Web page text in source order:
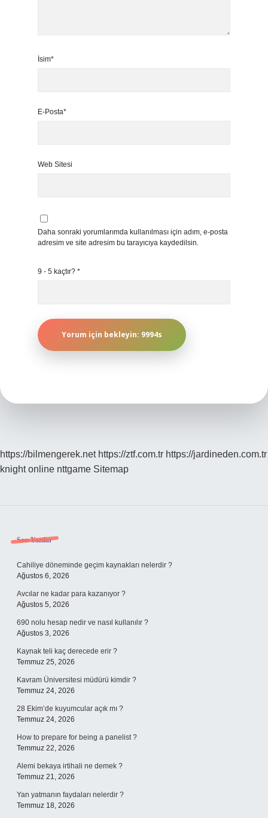
İsim*
E-Posta*
Web Sitesi
Daha sonraki yorumlarımda kullanılması için adım, e-posta
adresim ve site adresim bu tarayıcıya kaydedilsin.
9 - 5 kaçtır? *
https://bilmengerek.net https://ztf.com.tr https://jardineden.com.tr
knight online nttgame Sitemap
Sidebar
Son Yazılar
Cahiliye döneminde geçim kaynakları nelerdir ?
Ağustos 6, 2026
Avcılar ne kadar para kazanıyor ?
Ağustos 5, 2026
690 nolu hesap nedir ve nasıl kullanılır ?
Ağustos 3, 2026
Kaynak teli kaç derecede erir ?
Temmuz 25, 2026
Kavram Üniversitesi müdürü kimdir ?
Temmuz 24, 2026
28 Ekim’de kuyumcular açık mı ?
Temmuz 24, 2026
How to prepare for being a panelist ?
Temmuz 22, 2026
Alemi bekaya irtihali ne demek ?
Temmuz 21, 2026
Yan yatmanın faydaları nelerdir ?
Temmuz 18, 2026